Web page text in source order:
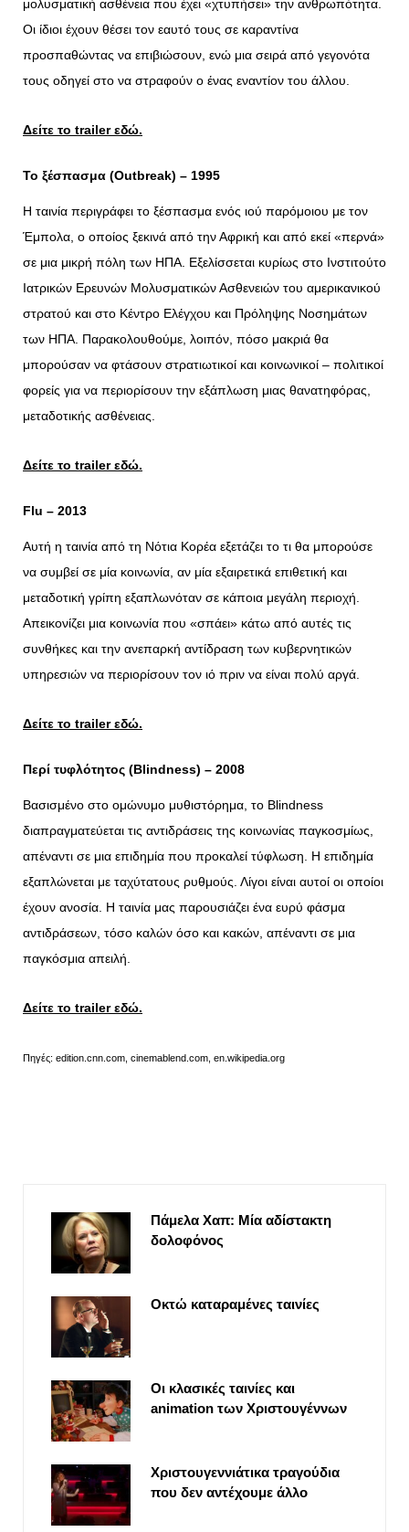
μολυσματική ασθένεια που έχει «χτυπήσει» την ανθρωπότητα.
Οι ίδιοι έχουν θέσει τον εαυτό τους σε καραντίνα
προσπαθώντας να επιβιώσουν, ενώ μια σειρά από γεγονότα
τους οδηγεί στο να στραφούν ο ένας εναντίον του άλλου.
Δείτε το trailerεδώ.
Το ξέσπασμα (Outbreak) – 1995
Η ταινία περιγράφει το ξέσπασμα ενός ιού παρόμοιου με τον
Έμπολα, ο οποίος ξεκινά από την Αφρική και από εκεί «περνά»
σε μια μικρή πόλη των ΗΠΑ. Εξελίσσεται κυρίως στο Ινστιτούτο
Ιατρικών Ερευνών Μολυσματικών Ασθενειών του αμερικανικού
στρατού και στο Κέντρο Ελέγχου και Πρόληψης Νοσημάτων
των ΗΠΑ. Παρακολουθούμε, λοιπόν, πόσο μακριά θα
μπορούσαν να φτάσουν στρατιωτικοί και κοινωνικοί – πολιτικοί
φορείς για να περιορίσουν την εξάπλωση μιας θανατηφόρας,
μεταδοτικής ασθένειας.
Δείτε το trailerεδώ.
Flu – 2013
Αυτή η ταινία από τη Νότια Κορέα εξετάζει το τι θα μπορούσε
να συμβεί σε μία κοινωνία, αν μία εξαιρετικά επιθετική και
μεταδοτική γρίπη εξαπλωνόταν σε κάποια μεγάλη περιοχή.
Απεικονίζει μια κοινωνία που «σπάει» κάτω από αυτές τις
συνθήκες και την ανεπαρκή αντίδραση των κυβερνητικών
υπηρεσιών να περιορίσουν τον ιό πριν να είναι πολύ αργά.
Δείτε το trailerεδώ.
Περί τυφλότητος (Blindness) – 2008
Βασισμένο στο ομώνυμο μυθιστόρημα, το Blindness
διαπραγματεύεται τις αντιδράσεις της κοινωνίας παγκοσμίως,
απέναντι σε μια επιδημία που προκαλεί τύφλωση. Η επιδημία
εξαπλώνεται με ταχύτατους ρυθμούς. Λίγοι είναι αυτοί οι οποίοι
έχουν ανοσία. Η ταινία μας παρουσιάζει ένα ευρύ φάσμα
αντιδράσεων, τόσο καλών όσο και κακών, απέναντι σε μια
παγκόσμια απειλή.
Δείτε το trailerεδώ.
Πηγές: edition.cnn.com, cinemablend.com, en.wikipedia.org
Πάμελα Χαπ: Μία αδίστακτη
δολοφόνος
Οκτώ καταραμένες ταινίες
Οι κλασικές ταινίες και
animation των Χριστουγέννων
Χριστουγεννιάτικα τραγούδια
που δεν αντέχουμε άλλο